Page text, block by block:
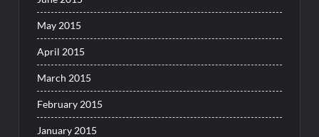
May 2015
April 2015
March 2015
February 2015
January 2015